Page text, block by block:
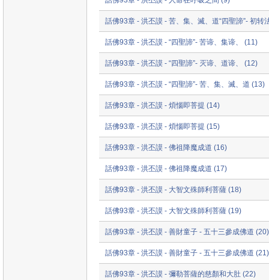
話佛93章 - 洪丕謨 - 苦、集、滅、道“四聖諦”- 初转
話佛93章 - 洪丕謨 - “四聖諦”- 苦谛、集谛、 (11)
話佛93章 - 洪丕謨 - “四聖諦”- 灭谛、道谛、 (12)
話佛93章 - 洪丕謨 - “四聖諦”- 苦、集、滅、道 (13)
話佛93章 - 洪丕謨 - 煩惱即菩提 (14)
話佛93章 - 洪丕謨 - 煩惱即菩提 (15)
話佛93章 - 洪丕謨 - 佛祖降魔成道 (16)
話佛93章 - 洪丕謨 - 佛祖降魔成道 (17)
話佛93章 - 洪丕謨 - 大智文殊師利菩薩 (18)
話佛93章 - 洪丕謨 - 大智文殊師利菩薩 (19)
話佛93章 - 洪丕謨 - 善財童子 - 五十三參成佛道 (20)
話佛93章 - 洪丕謨 - 善財童子 - 五十三參成佛道 (21)
話佛93章 - 洪丕謨 - 彌勒菩薩的慈顏和大肚 (22)